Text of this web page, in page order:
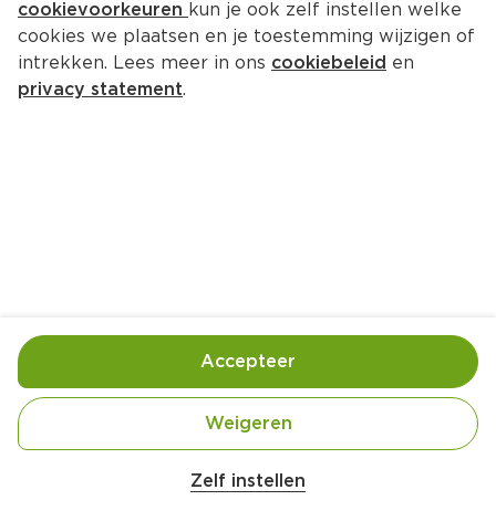
Ingrediënten Bereiding
cookievoorkeuren kun je ook zelf instellen welke
cookies we plaatsen en je toestemming wijzigen of
intrekken. Lees meer in ons cookiebeleid en
privacy statement.
Zelf instellen
Weigeren
Accepteer